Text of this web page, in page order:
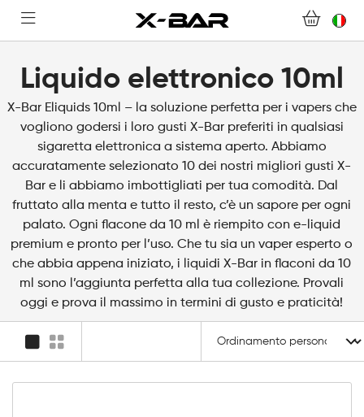
IL MIO ACCOUNT
Liquido elettronico 10ml
X-Bar Eliquids 10ml – la soluzione perfetta per i vapers che
vogliono godersi i loro gusti X-Bar preferiti in qualsiasi
sigaretta elettronica a sistema aperto. Abbiamo
accuratamente selezionato 10 dei nostri migliori gusti X-
Bar e li abbiamo imbottigliati per tua comodità. Dal
fruttato alla menta e tutto il resto, c’è un sapore per ogni
palato. Ogni flacone da 10 ml è riempito con e-liquid
premium e pronto per l’uso. Che tu sia un vaper esperto o
che abbia appena iniziato, i liquidi X-Bar in flaconi da 10
ml sono l’aggiunta perfetta alla tua collezione. Provali
oggi e prova il massimo in termini di gusto e praticità!